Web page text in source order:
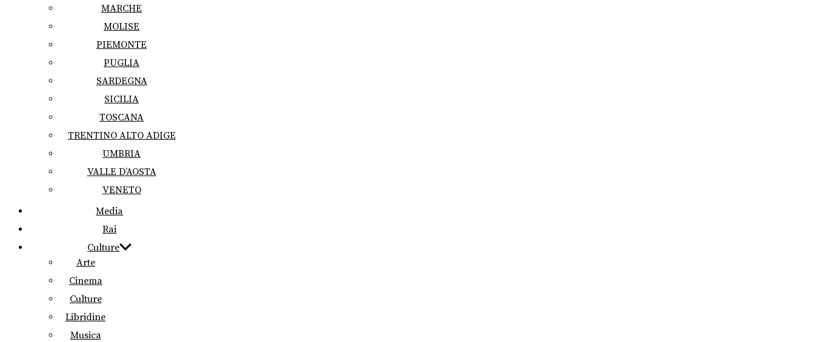
MARCHE
MOLISE
PIEMONTE
PUGLIA
SARDEGNA
SICILIA
TOSCANA
TRENTINO ALTO ADIGE
UMBRIA
VALLE D’AOSTA
VENETO
Media
Rai
Culture
Arte
Cinema
Culture
Libridine
Musica